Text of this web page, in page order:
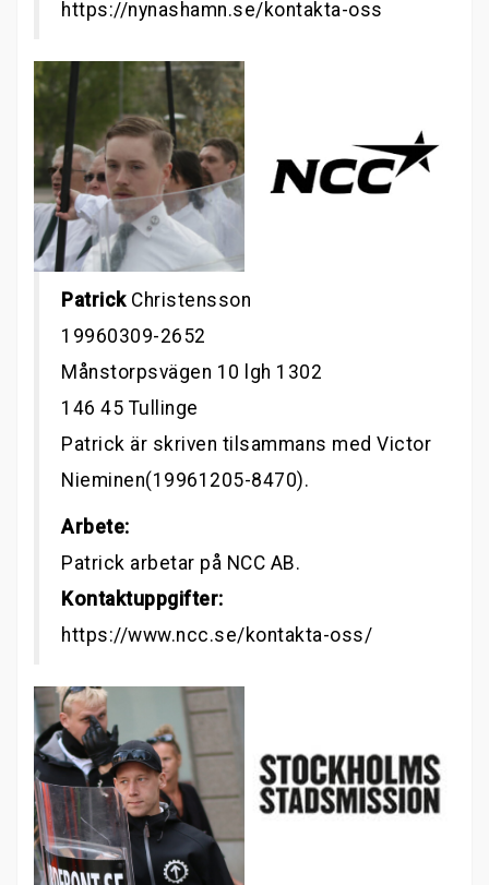
https://nynashamn.se/kontakta-oss
Patrick Christensson
19960309-2652
Månstorpsvägen 10 lgh 1302
146 45 Tullinge
Patrick är skriven tilsammans med Victor
Nieminen(19961205-8470).
Arbete:
Patrick arbetar på NCC AB.
Kontaktuppgifter:
https://www.ncc.se/kontakta-oss/